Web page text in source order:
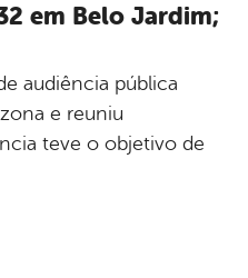
em Belo Jardim;
audiência pública
e reuniu
teve o objetivo de